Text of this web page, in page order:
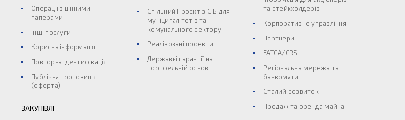
Операції з цінними
паперами
Інші послуги
Корисна інформація
Повторна ідентифікація
Публічна пропозиція
(оферта)
ЗАКУПІВЛІ
Спільний Проєкт з ЄІБ для
муніципалітетів та
комунального сектору
Реалізовані проекти
Державні гарантії на
портфельній основі
та стейкхолдерів
Корпоративне управління
Партнери
FATCA/CRS
Регіональна мережа та
банкомати
Сталий розвиток
Продаж та оренда майна